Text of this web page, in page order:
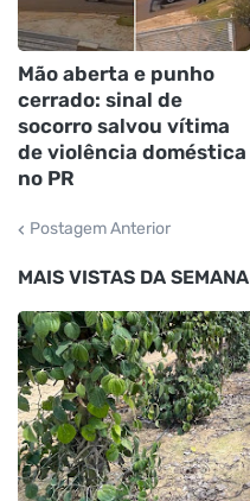
Mão aberta e punho
cerrado: sinal de
socorro salvou vítima
de violência doméstica
no PR
Postagem Anterior
MAIS VISTAS DA SEMANA